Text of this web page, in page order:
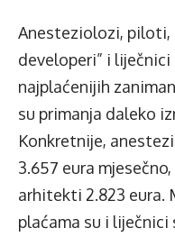
Anesteziolozi, piloti,
developeri” i
najplaćenijih
su primanja daleko
Konkretnije,
3.657 eura
arhitekti 2.823 eura.
plaćama su i liječnici